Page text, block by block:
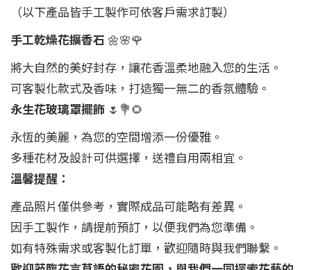
（以下產品皆手工製作可依客戶需求訂製）
手工乾燥花擴香石 🌼🌸🌹
將大自然的美好封存，讓花香溫柔地融入您的生活。
可客製化款式及香味，打造獨一無二的香氛體驗。
永生花玻璃罩擺飾 🌷💐🌻
永恆的美麗，為您的空間增添一份優雅。
多種花材及設計可供選擇，送禮自用兩相宜。
溫馨提醒：
產品照片僅供參考，實際成品可能略有差異。
因手工製作，請提前預訂，以便我們為您準備。
如有特殊需求或客製化訂單，歡迎隨時與我們聯繫。